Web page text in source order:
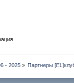
- 2025» Партнеры